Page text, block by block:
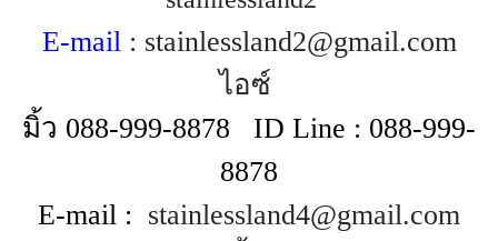
E-mail: stainlessland2@gmail.com
ไอซ์
มิ้ว 088-999-8878 ID Line : 088-999-
8878
E-mail : stainlessland4@gmail.com